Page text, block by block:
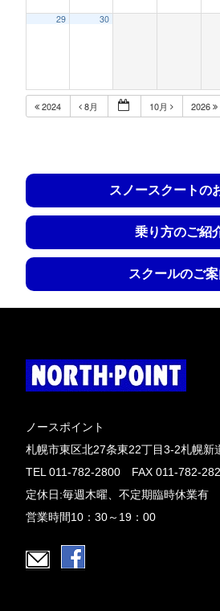
29 30
2024 8月 10月 2026
スノースクートの
乗り方のご紹
スクールのご
ノースポイント
札幌市東区北27条東22丁目3-2札幌新
TEL 011-782-2800 FAX 011-782-
定休日:毎週木曜、不定期臨時休業有
営業時間10：30～19：00